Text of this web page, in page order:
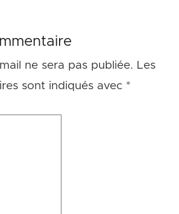
ne sera pas publiée. Les
sont indiqués avec *